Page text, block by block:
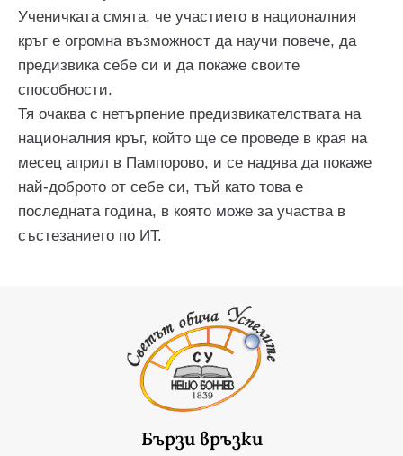
Ученичката смята, че участието в националния
кръг е огромна възможност да научи повече, да
предизвика себе си и да покаже своите
способности.
Тя очаква с нетърпение предизвикателствата на
националния кръг, който ще се проведе в края на
месец април в Пампорово, и се надява да покаже
най-доброто от себе си, тъй като това е
последната година, в която може за участва в
състезанието по ИТ.
Бързи връзки